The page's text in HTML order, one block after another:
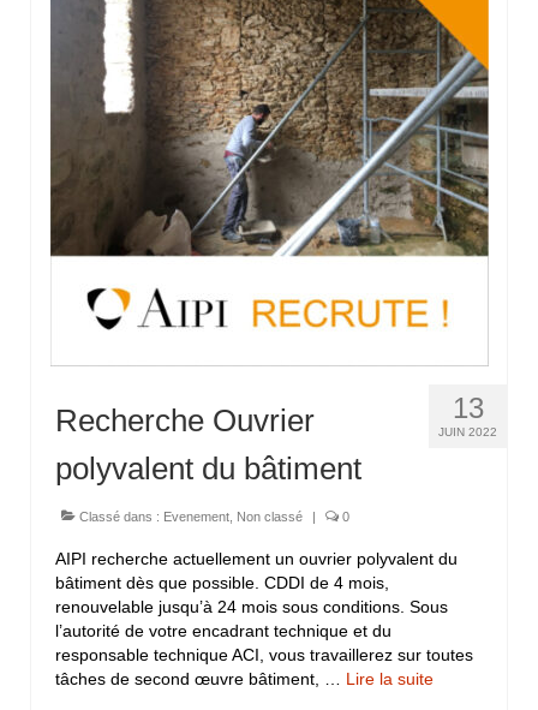
13
JUIN 2022
Recherche Ouvrier
polyvalent du bâtiment
Classé dans : Evenement Non classé | 0
AIPI recherche actuellement un ouvrier polyvalent du
bâtiment dès que possible. CDDI de 4 mois,
renouvelable jusqu’à 24 mois sous conditions. Sous
l’autorité de votre encadrant technique et du
responsable technique ACI, vous travaillerez sur toutes
tâches de second œuvre bâtiment, … Lire la suite­­